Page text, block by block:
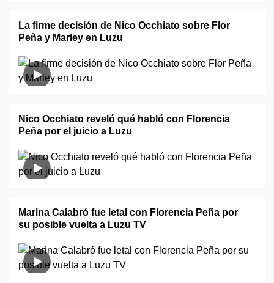
La firme decisión de Nico Occhiato sobre Flor
Peña y Marley en Luzu
Nico Occhiato reveló qué habló con Florencia
Peña por el juicio a Luzu
Marina Calabró fue letal con Florencia Peña por
su posible vuelta a Luzu TV